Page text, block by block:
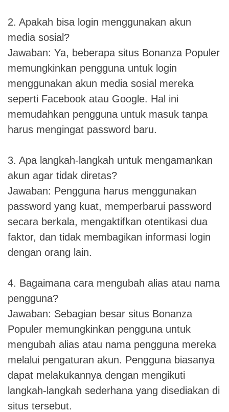
2. Apakah bisa login menggunakan akun
media sosial?
Jawaban: Ya, beberapa situs Bonanza Populer
memungkinkan pengguna untuk login
menggunakan akun media sosial mereka
seperti Facebook atau Google. Hal ini
memudahkan pengguna untuk masuk tanpa
harus mengingat password baru.
3. Apa langkah-langkah untuk mengamankan
akun agar tidak diretas?
Jawaban: Pengguna harus menggunakan
password yang kuat, memperbarui password
secara berkala, mengaktifkan otentikasi dua
faktor, dan tidak membagikan informasi login
dengan orang lain.
4. Bagaimana cara mengubah alias atau nama
pengguna?
Jawaban: Sebagian besar situs Bonanza
Populer memungkinkan pengguna untuk
mengubah alias atau nama pengguna mereka
melalui pengaturan akun. Pengguna biasanya
dapat melakukannya dengan mengikuti
langkah-langkah sederhana yang disediakan di
situs tersebut.